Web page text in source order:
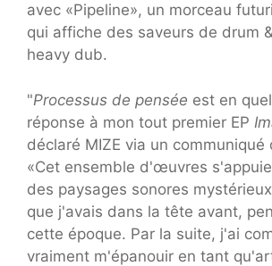
avec «Pipeline», un morceau
qui affiche des saveurs de drum
heavy dub.
"Processus de pensée est en
réponse à mon tout premier EP
déclaré MIZE via un communiqué
«Cet ensemble d'œuvres
des paysages sonores
que j'avais dans la tête avant,
cette époque. Par la suite, j'ai
vraiment m'épanouir en tant